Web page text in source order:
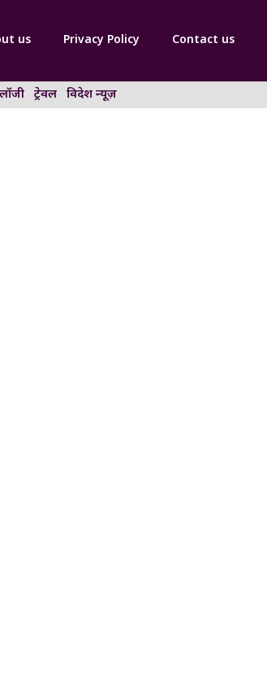
us Privacy Policy Contact us
ट्रेवल विदेश न्यूज़